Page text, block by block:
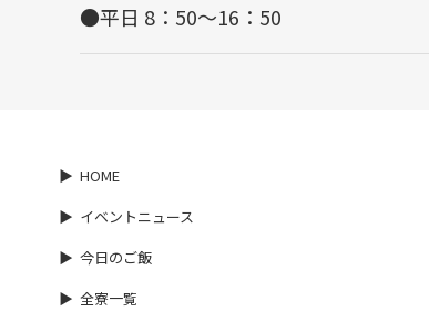
●平日 8：50～16：50
HOME
イベントニュース
今日のご飯
全寮一覧